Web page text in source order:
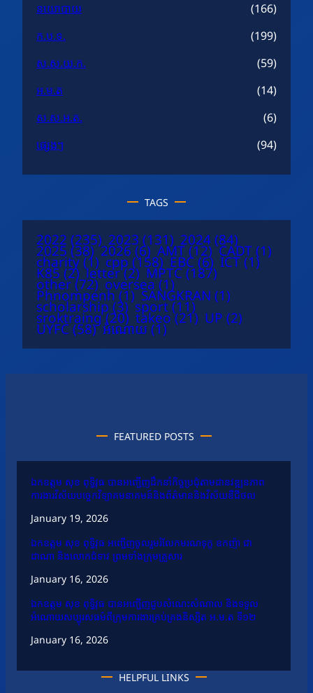
នយោបាយ
(166)
ក.ប.ទ.
(199)
ស.ស.យ.ក.
(59)
អ.ម.ត
(14)
ស.ស.អ.ត.
(6)
ផ្សេងៗ
(94)
TAGS
2022 (235) 2023 (131) 2024 (84)
2025 (38) 2026 (6) AMT (12) CADT (1)
charity (1) cpp (158) EBC (6) ICT (1)
K85 (2) letter (2) MPTC (187)
other (72) oversea (1)
Phnompenh (1) SANGKRAN (1)
scholarship (3) sport (11)
sroktraing (20) takeo (21) UP (2)
UYFC (58) អំណោយ (1)
FEATURED POSTS
ឯកឧត្តម សុខ ពុទ្ធិវុធ បានអញ្ជើញដឹកនាំកិច្ចប្រជុំតាមដានវឌ្ឍនភាព
ការងារវិស័យបច្ចេកវិទ្យាគមនាគមន៍និងព័ត៌មាននិងវិស័យឌីជីថល
January 19, 2026
ឯកឧត្តម សុខ ពុទ្ធិវុធ អញ្ជើញចូលរួមរំលែកមរណទុក្ខ ឧកញ៉ា ជា
ដាណា និងលោកជំទាវ ព្រមទាំងក្រុមគ្រួសារ
January 16, 2026
ឯកឧត្តម សុខ ពុទ្ធិវុធ បានអញ្ជើញជួបសំណេះសំណាល និងទទួល
អំណោយសប្បុរសធម៌ពីក្រុមការងារគ្រប់គ្រងនិស្សិត អ.ម.ត ទី១២
January 16, 2026
HELPFUL LINKS